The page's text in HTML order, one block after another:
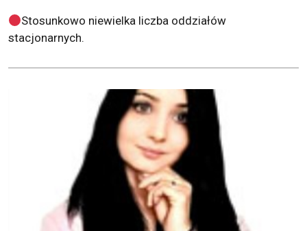
Stosunkowo niewielka liczba oddziałów
stacjonarnych.